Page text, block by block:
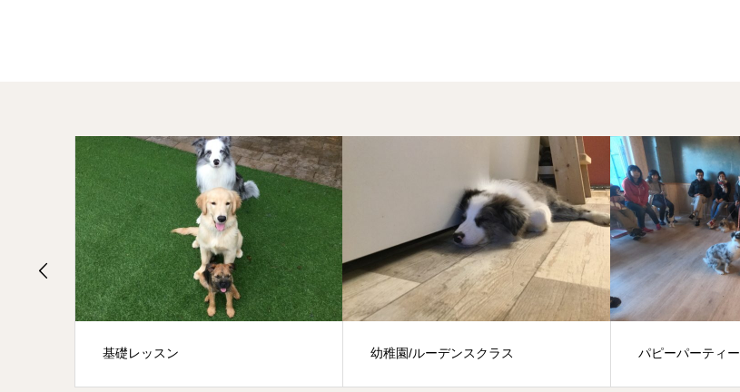
基礎レッスン 幼稚園/ルーデンスクラス パピーパーティー